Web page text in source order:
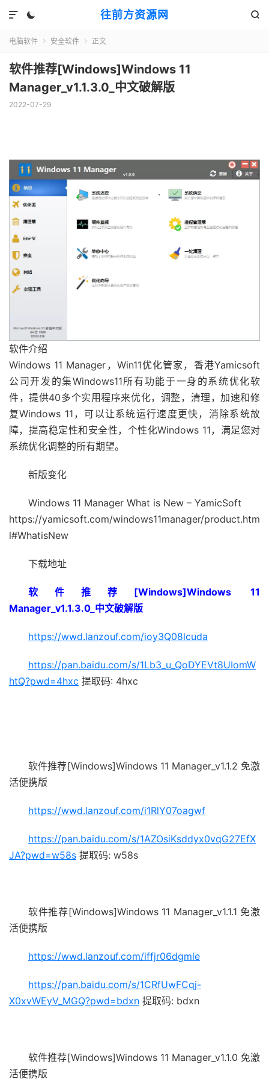
往前方资源网
 

电脑软件  安全软件  正文
软件推荐[Windows]Windows 11
Manager_v1.1.3.0_中文破解版
2022-07-29
软件介绍
Windows 11 Manager，Win11优化管家，香港Yamicsoft
公司开发的集Windows11所有功能于一身的系统优化软
件，提供40多个实用程序来优化，调整，清理，加速和修
复Windows 11，可以让系统运行速度更快，消除系统故
障，提高稳定性和安全性，个性化Windows 11，满足您对
系统优化调整的所有期望。
新版变化
Windows 11 Manager What is New – YamicSoft
https://yamicsoft.com/windows11manager/product.htm
l#WhatisNew
下载地址
软件推荐[Windows]Windows 11
Manager_v1.1.3.0_中文破解版
https://wwd.lanzouf.com/ioy3Q08lcuda
https://pan.baidu.com/s/1Lb3_u_QoDYEVt8UIomW
htQ?pwd=4hxc 提取码: 4hxc
软件推荐[Windows]Windows 11 Manager_v1.1.2 免激
活便携版
https://wwd.lanzouf.com/i1RlY07oagwf
https://pan.baidu.com/s/1AZOsiKsddyx0vqG27EfX
JA?pwd=w58s 提取码: w58s
软件推荐[Windows]Windows 11 Manager_v1.1.1 免激
活便携版
https://wwd.lanzouf.com/iffjr06dgmle
https://pan.baidu.com/s/1CRfUwFCqj-
X0xvWEyV_MGQ?pwd=bdxn 提取码: bdxn
软件推荐[Windows]Windows 11 Manager_v1.1.0 免激
活便携版